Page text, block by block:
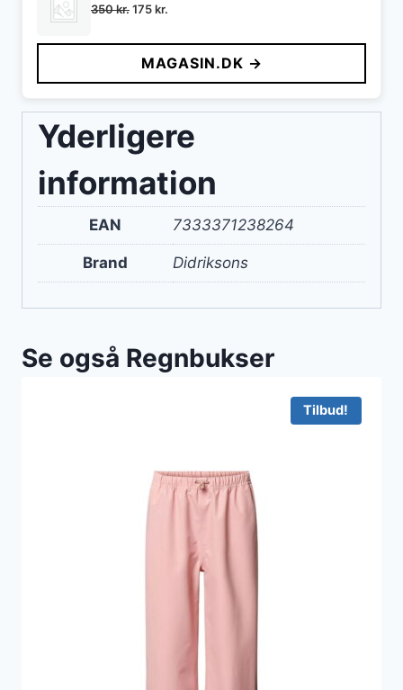
350kr.Den
pris
var:
350 kr..
175kr.
pris
er:
175 kr..
MAGASIN.DK →
Yderligere
information
EAN 7333371238264
Brand Didriksons
Se også Regnbukser
Tilbud!